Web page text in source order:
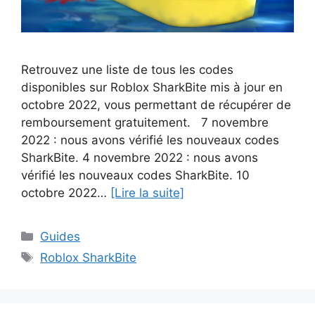
Retrouvez une liste de tous les codes
disponibles sur Roblox SharkBite mis à jour en
octobre 2022, vous permettant de récupérer de
remboursement gratuitement. 7 novembre
2022 : nous avons vérifié les nouveaux codes
SharkBite. 4 novembre 2022 : nous avons
vérifié les nouveaux codes SharkBite. 10
octobre 2022… [Lire la suite]
Catégories
Guides
Étiquettes
Roblox SharkBite